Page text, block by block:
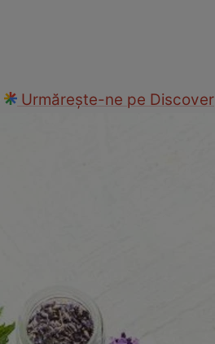
Urmărește-ne pe Discover